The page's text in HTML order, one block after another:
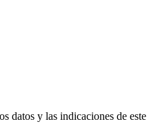
datos y las indicaciones de